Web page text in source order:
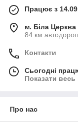
Працює з
м. Біла Церква
84 км
Контакти
Сьогодні
Показати весь
Про нас